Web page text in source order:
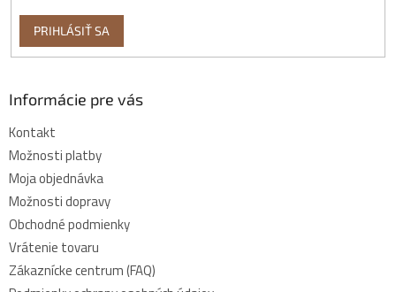
PRIHLÁSIŤ SA
Informácie pre vás
Kontakt
Možnosti platby
Moja objednávka
Možnosti dopravy
Obchodné podmienky
Vrátenie tovaru
Zákaznícke centrum (FAQ)